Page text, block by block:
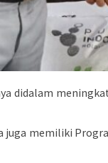
didalam
memiliki